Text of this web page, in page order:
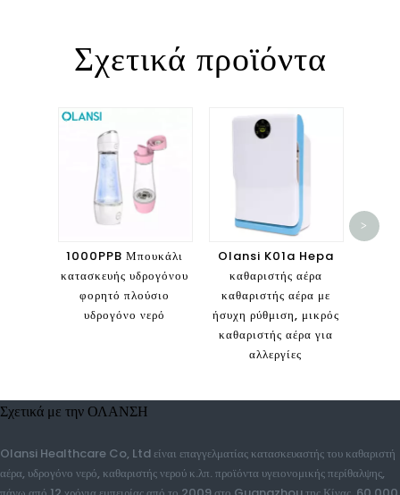
Σχετικά προϊόντα
1000PPB Μπουκάλι
κατασκευής υδρογόνου
φορητό πλούσιο
υδρογόνο νερό
Olansi K01a Hepa
καθαριστής αέρα
καθαριστής αέρα με
ήσυχη ρύθμιση, μικρός
καθαριστής αέρα για
αλλεργίες
>